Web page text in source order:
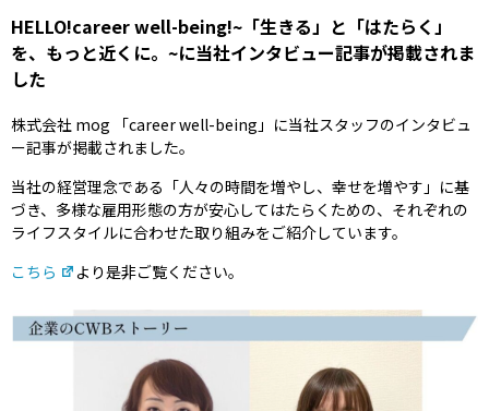
HELLO!career well-being!~「生きる」と「はたらく」
を、もっと近くに。~に当社インタビュー記事が掲載されま
した
株式会社 mog 「career well-being」に当社スタッフのインタビュ
ー記事が掲載されました。
当社の経営理念である「人々の時間を増やし、幸せを増やす」に基
づき、多様な雇用形態の方が安心してはたらくための、それぞれの
ライフスタイルに合わせた取り組みをご紹介しています。
こちら
より是非ご覧ください。